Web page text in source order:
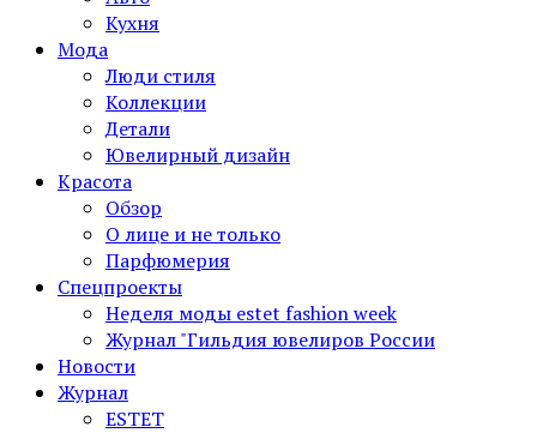
Кухня
Мода
Люди стиля
Коллекции
Детали
Ювелирный дизайн
Красота
Обзор
О лице и не только
Парфюмерия
Спецпроекты
Неделя моды estet fashion week
Журнал "Гильдия ювелиров России
Новости
Журнал
ESTET